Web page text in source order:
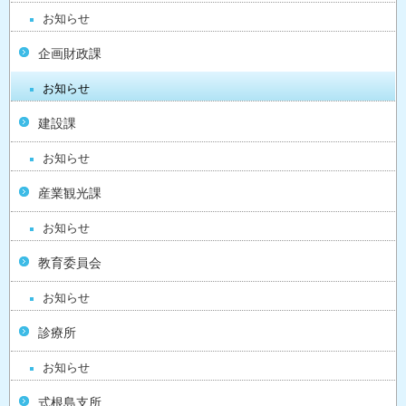
お知らせ
企画財政課
お知らせ
建設課
お知らせ
産業観光課
お知らせ
教育委員会
お知らせ
診療所
お知らせ
式根島支所